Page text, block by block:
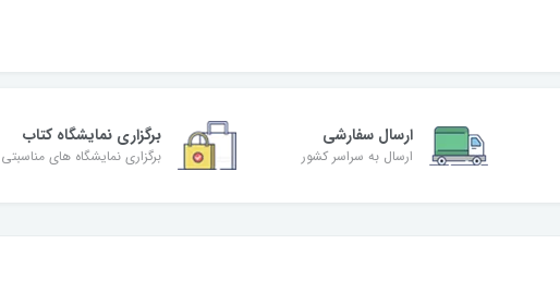
ارسال سفارشی
ارسال به سراسر کشور
برگزاری نمایشگاه کتاب
برگزاری نمایشگاه های مناسبتی